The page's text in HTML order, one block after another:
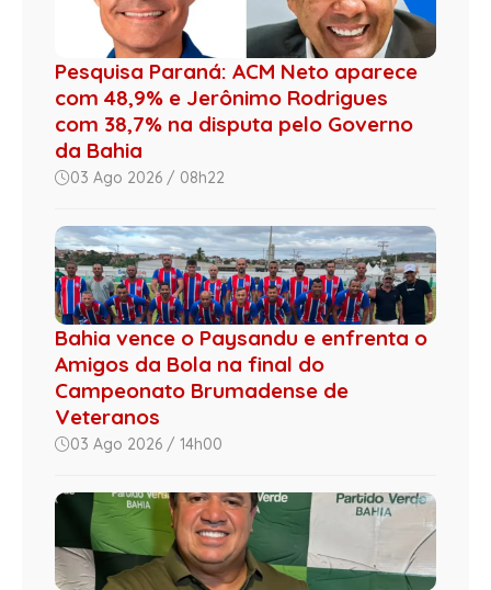
Pesquisa Paraná: ACM Neto aparece
com 48,9% e Jerônimo Rodrigues
com 38,7% na disputa pelo Governo
da Bahia
03 Ago 2026 / 08h22
Bahia vence o Paysandu e enfrenta o
Amigos da Bola na final do
Campeonato Brumadense de
Veteranos
03 Ago 2026 / 14h00